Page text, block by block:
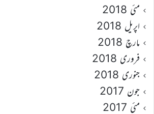
مئی 2018
اپریل 2018
مارچ 2018
فروری 2018
جنوری 2018
جون 2017
مئی 2017